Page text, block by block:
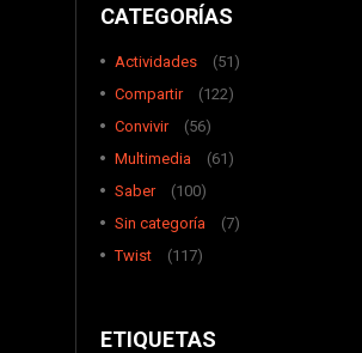
CATEGORÍAS
Actividades
(51)
Compartir
(122)
Convivir
(56)
Multimedia
(61)
Saber
(100)
Sin categoría
(7)
Twist
(117)
ETIQUETAS